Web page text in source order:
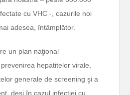
cu VHC -, cazurile noi
adesea, întâmplător.
un plan naţional
hepatitelor virale,
generale de screening şi a
deşi în cazul infecţiei cu